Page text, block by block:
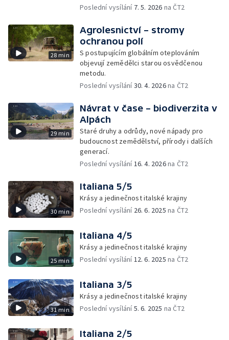
Poslední vysílání 7. 5. 2026 na ČT2
28 min
Agrolesnictví – stromy
ochranou polí
S postupujícím globálním oteplováním
objevují zemědělci starou osvědčenou
metodu.
Poslední vysílání30. 4. 2026na ČT2
29 min
Návrat v čase – biodiverzita v
Alpách
Staré druhy a odrůdy, nové nápady pro
budoucnost zemědělství, přírody i dalších
generací.
Poslední vysílání16. 4. 2026na ČT2
30 min
Italiana 5/5
Krásy a jedinečnost italské krajiny
Poslední vysílání 26. 6. 2025 na ČT2
25 min
Italiana 4/5
Krásy a jedinečnost italské krajiny
Poslední vysílání12. 6. 2025 na ČT2
31 min
Italiana 3/5
Krásy a jedinečnost italské krajiny
Poslední vysílání5. 6. 2025 na ČT2
Italiana 2/5